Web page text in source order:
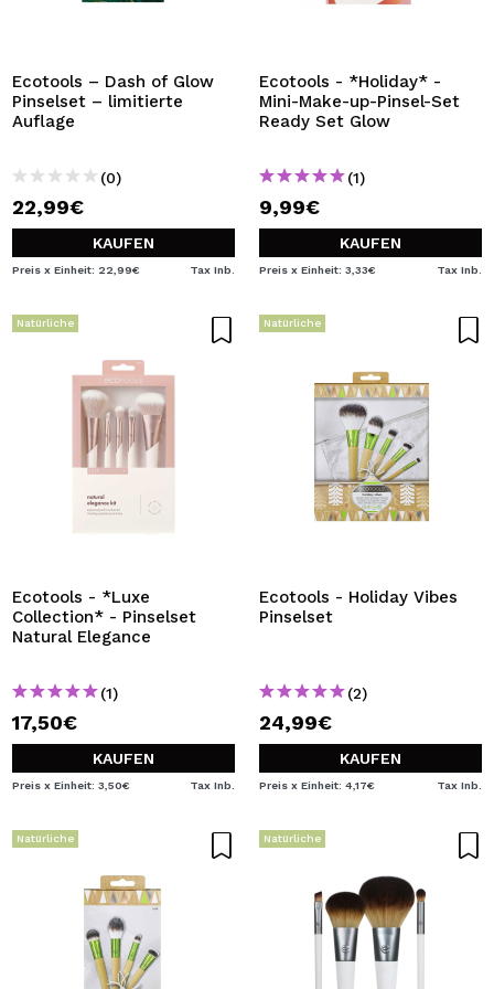
Ecotools – Dash of Glow
Pinselset – limitierte
Auflage
(0)
22,99€
KAUFEN
Preis x Einheit: 22,99€ Tax Inb.
Ecotools - *Holiday* -
Mini-Make-up-Pinsel-Set
Ready Set Glow
(1)
9,99€
KAUFEN
Preis x Einheit: 3,33€ Tax Inb.
Natürliche
Ecotools - *Luxe
Collection* - Pinselset
Natural Elegance
(1)
17,50€
KAUFEN
Preis x Einheit: 3,50€ Tax Inb.
Natürliche
Ecotools - Holiday Vibes
Pinselset
(2)
24,99€
KAUFEN
Preis x Einheit: 4,17€ Tax Inb.
Natürliche Natürliche